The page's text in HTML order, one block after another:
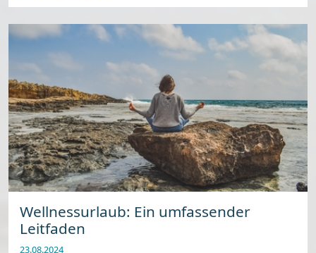
Wellnessurlaub: Ein umfassender
Leitfaden
23.08.2024